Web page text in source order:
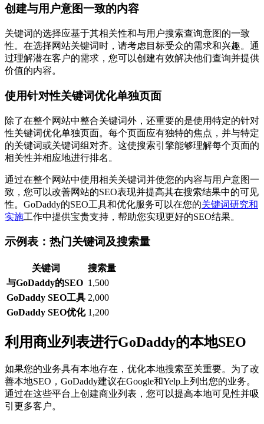
创建与用户意图一致的内容
关键词的选择应基于其相关性和与用户搜索查询意图的一致
性。在选择网站关键词时，请考虑目标受众的需求和兴趣。通
过理解潜在客户的需求，您可以创建有效解决他们查询并提供
价值的内容。
使用针对性关键词优化单独页面
除了在整个网站中整合关键词外，还重要的是使用特定的针对
性关键词优化单独页面。每个页面应有独特的焦点，并与特定
的关键词或关键词组对齐。这使搜索引擎能够理解每个页面的
相关性并相应地进行排名。
通过在整个网站中使用相关关键词并使您的内容与用户意图一
致，您可以改善网站的SEO表现并提高其在搜索结果中的可见
性。GoDaddy的SEO工具和优化服务可以在您的关键词研究和
实施工作中提供宝贵支持，帮助您实现更好的SEO结果。
示例表：热门关键词及搜索量
关键词
搜索量
与GoDaddy的SEO 1,500
GoDaddy SEO工具 2,000
GoDaddy SEO优化 1,200
利用商业列表进行GoDaddy的本地SEO
如果您的业务具有本地存在，优化本地搜索至关重要。为了改
善本地SEO，GoDaddy建议在Google和Yelp上列出您的业务。
通过在这些平台上创建商业列表，您可以提高本地可见性并吸
引更多客户。